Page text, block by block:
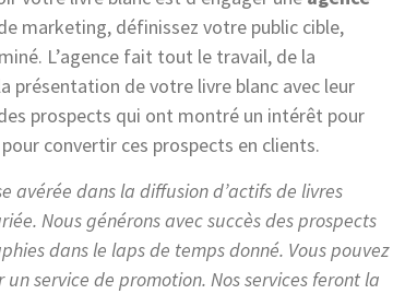
marketing, définissez votre public cible,
L’agence fait tout le travail, de la
présentation de votre livre blanc avec leur
prospects qui ont montré un intérêt pour
convertir ces prospects en clients.
avérée dans la diffusion d’actifs de livres
Nous générons avec succès des prospects
dans le laps de temps donné. Vous pouvez
service de promotion. Nos services feront la